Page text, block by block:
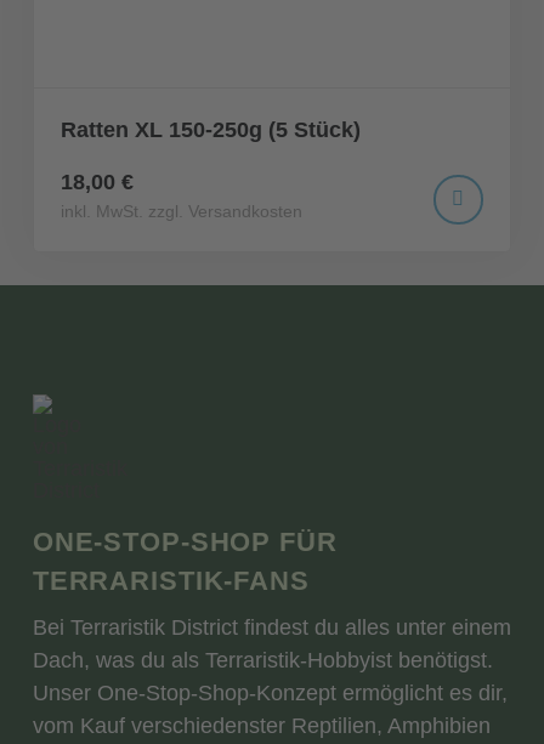
Ratten XL 150-250g (5 Stück)
18,00 €
inkl. MwSt. zzgl. Versandkosten
ONE-STOP-SHOP FÜR
TERRARISTIK-FANS
Bei Terraristik District findest du alles unter einem
Dach, was du als Terraristik-Hobbyist benötigst.
Unser One-Stop-Shop-Konzept ermöglicht es dir,
vom Kauf verschiedenster Reptilien, Amphibien